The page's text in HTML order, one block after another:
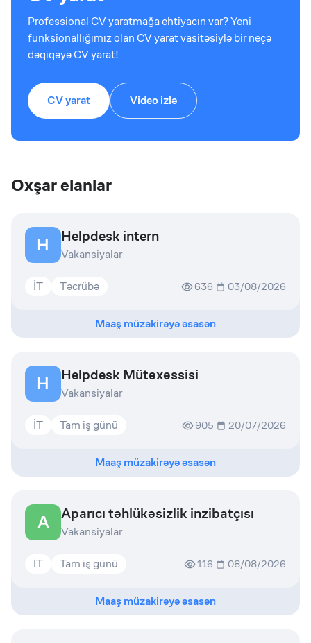
Professional CV yaratmağa ehtiyacın var? Yeni
funksionallığımız olan CV yarat vasitəsiylə bir neçə
dəqiqəyə CV yarat!
CV yarat Video izlə
Oxşar elanlar
H Helpdesk intern
Vakansiyalar
İT Təcrübə 636 03/08/2026
Maaş müzakirəyə əsasən
H Helpdesk Mütəxəssisi
Vakansiyalar
İT Tam iş günü 905 20/07/2026
Maaş müzakirəyə əsasən
A Aparıcı təhlükəsizlik inzibatçısı
Vakansiyalar
İT Tam iş günü 116 08/08/2026
Maaş müzakirəyə əsasən